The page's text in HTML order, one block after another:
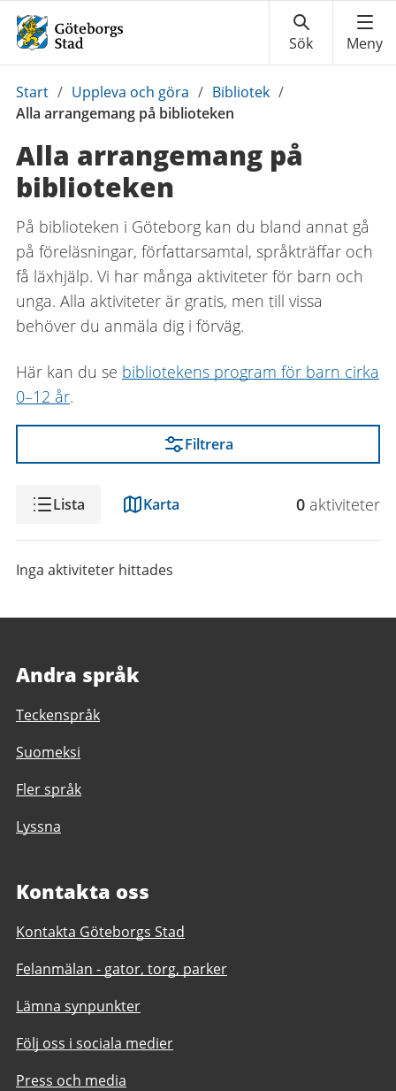
Du
är
Start / Uppleva och göra / Bibliotek /
Alla arrangemang på biblioteken
Alla arrangemang på
biblioteken
På biblioteken i Göteborg kan du bland annat gå
på föreläsningar, författarsamtal, språkträffar och
få läxhjälp. Vi har många aktiviteter för barn och
unga. Alla aktiviteter är gratis, men till vissa
behöver du anmäla dig i förväg.
Här kan du se bibliotekens program för barn cirka
0–12 år.
Filtrera
VisningLista Karta 0 aktiviteter
Inga aktiviteter hittades
Andra språk
Teckenspråk
Suomeksi
Fler språk
Lyssna
Kontakta oss
Kontakta Göteborgs Stad
Felanmälan - gator, torg, parker
Lämna synpunkter
Följ oss i sociala medier
Press och media